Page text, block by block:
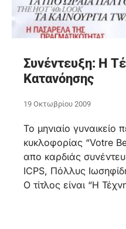
Συνέντευξη: Η
Κατανόησης
19 Οκτωβρίου 2009
To μηνιαίο γυναικείο
κυκλοφορίας “Votre
απο καρδιάς
ICPS, Πόλλυς
Ο τίτλος είναι “Η